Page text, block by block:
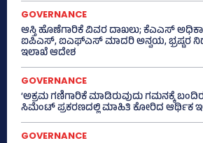
GOVERNANCE
ಆಸ್ತಿ ಹೊಣೆಗಾರಿಕೆ ವಿವರ ದಾಖಲು; ಕೆಎಎಸ್
ಐಪಿಎಸ್‌, ಐಎಫ್‌ಎಸ್‌ ಮಾದರಿ ಅನ್ವಯ, ಭ್ರಷ್ಟರ
ಇಲಾಖೆ ಆದೇಶ
GOVERNANCE
‘ಅಕ್ರಮ ಗಣಿಗಾರಿಕೆ ಮಾಡಿರುವುದು ಗಮನಕ್ಕೆ
ಸಿಮೆಂಟ್ ಪ್ರಕರಣದಲ್ಲಿ ಮಾಹಿತಿ ಕೋರಿದ ಆರ್ಥಿಕ
GOVERNANCE